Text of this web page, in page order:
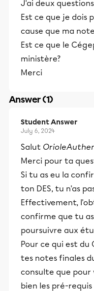
J'ai deux
Est ce que je dois
cause que ma
Est ce que le
ministère?
Merci
Answer (1)
Student Answer
July 6, 2024
Salut
Merci pour ta
Si tu as eu la
ton DES, tu n'as
Effectivement,
confirme que tu
poursuivre aux
Pour ce qui est du
tes notes finales
consulte que
bien les pré-